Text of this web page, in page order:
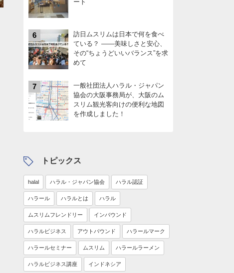
ート
6
訪日ムスリムは日本で何を食べ
ている？ ――美味しさと安心、
その“ちょうどいいバランス”を求
めて
7
一般社団法人ハラル・ジャパン
協会の大阪事務局が、大阪のム
スリム観光客向けの便利な地図
を作成しました！
トピックス
halal ハラル・ジャパン協会 ハラル認証
ハラール ハラルとは ハラル
ムスリムフレンドリー インバウンド
ハラルビジネス アウトバウンド ハラールマーク
ハラールセミナー ムスリム ハラールラーメン
ハラルビジネス講座 インドネシア